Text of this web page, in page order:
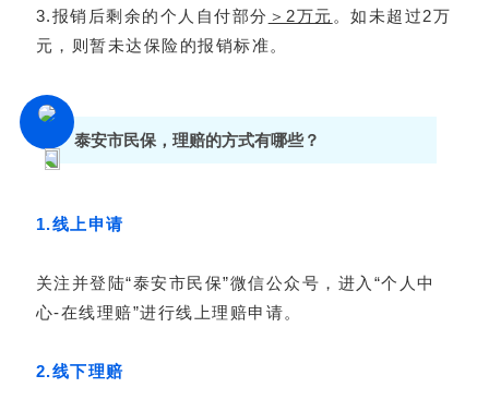
3.报销后剩余的个人自付部分 ＞2万元 。如未超过2万
元，则暂未达保险的报销标准。
泰安市民保，理赔的方式有哪些？
1.线上申请
关注并登陆“泰安市民保”微信公众号，进入“个人中
心-在线理赔”进行线上理赔申请。
2.线下理赔